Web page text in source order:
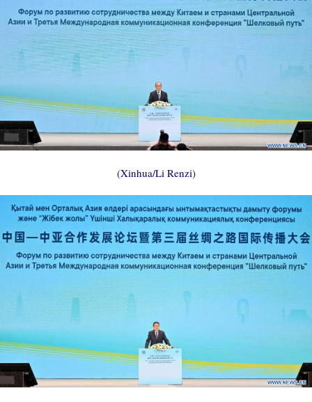
(Xinhua/Li Renzi)